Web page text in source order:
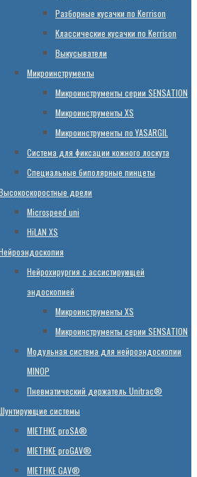
Разборные кусачки по Kerrison
Классические кусачки по Kerrison
Выкусыватели
Микроинструменты
Микроинструменты серии SENSATION
Микроинструменты XS
Микроинструменты по YASARGIL
Система для фиксации кожного лоскута
Специальные биполярные пинцеты
дрели
Microspeed uni
HiLAN XS
Нейрохирургия с ассистирующей
эндоскопией
Микроинструменты XS
Микроинструменты серии SENSATION
Модульная система для нейроэндоскопии
MINOP
Пневматический держатель Unitrac®
системы
MIETHKE proSA®
MIETHKE proGAV®
MIETHKE GAV®